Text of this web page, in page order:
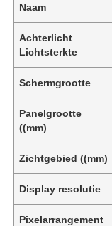
Naam
Achterlicht
Lichtsterkte
Schermgrootte
Panelgrootte
((mm)
Zichtgebied ((mm)
Display resolutie
Pixelarrangement